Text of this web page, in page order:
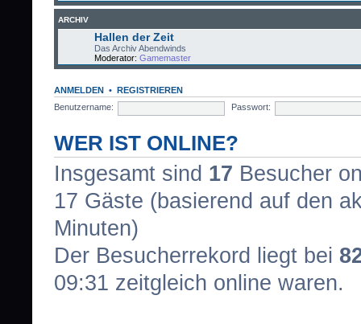
ARCHIV
Hallen der Zeit
Das Archiv Abendwinds
Moderator: Gamemaster
ANMELDEN • REGISTRIEREN
Benutzername:
Passwort:
WER IST ONLINE?
Insgesamt sind 17 Besucher
17 Gäste (basierend auf den
Minuten)
Der Besucherrekord liegt bei
09:31 zeitgleich online waren.